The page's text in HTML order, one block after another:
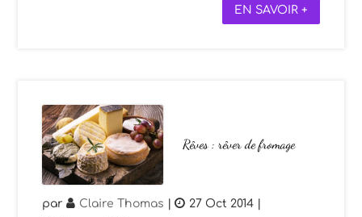
EN SAVOIR +
Rêves : rêver de fromage
par Claire Thomas | 27 Oct 2014